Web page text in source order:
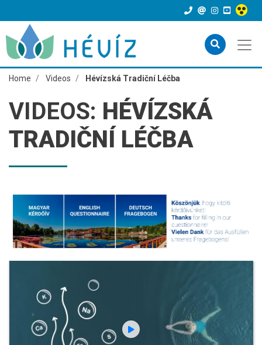
Home Videos Hévízská Tradiční Léčba
VIDEOS: HÉVÍZSKÁ
TRADIČNÍ LÉČBA